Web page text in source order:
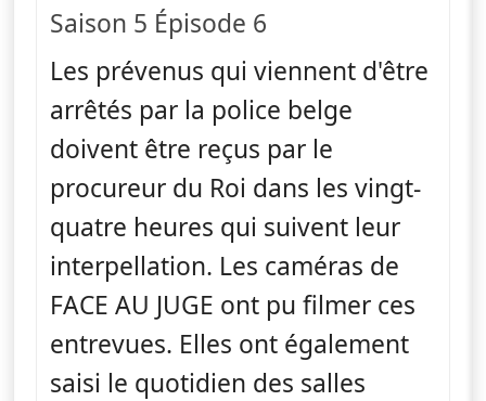
Saison 5 Épisode 6
Les prévenus qui viennent d'être
arrêtés par la police belge
doivent être reçus par le
procureur du Roi dans les vingt-
quatre heures qui suivent leur
interpellation. Les caméras de
FACE AU JUGE ont pu filmer ces
entrevues. Elles ont également
saisi le quotidien des salles